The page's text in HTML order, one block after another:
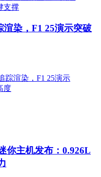
渲染，F1 25演示突破
你主机发布：0.926L